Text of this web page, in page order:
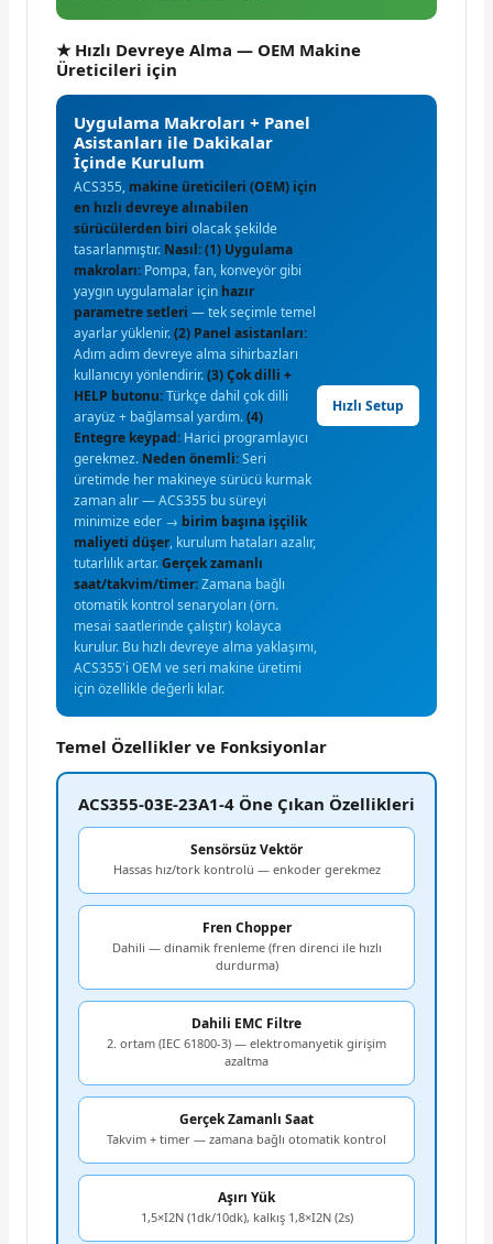
★ Hızlı Devreye Alma — OEM Makine
Üreticileri için
Uygulama Makroları + Panel
Asistanları ile Dakikalar
İçinde Kurulum
ACS355, makine üreticileri (OEM) için
en hızlı devreye alınabilen
sürücülerden biri olacak şekilde
tasarlanmıştır. Nasıl:(1) Uygulama
makroları: Pompa, fan, konveyör gibi
yaygın uygulamalar için hazır
parametre setleri — tek seçimle temel
ayarlar yüklenir.(2) Panel asistanları:
Adım adım devreye alma sihirbazları
kullanıcıyı yönlendirir.(3) Çok dilli +
HELP butonu:Türkçe dahil çok dilli
arayüz + bağlamsal yardım.(4)
Entegre keypad: Harici programlayıcı
gerekmez. Neden önemli:Seri
üretimde her makineye sürücü kurmak
zaman alır — ACS355 bu süreyi
minimize eder → birim başına işçilik
maliyeti düşer, kurulum hataları azalır,
tutarlılık artar.Gerçek zamanlı
saat/takvim/timer:Zamana bağlı
otomatik kontrol senaryoları (örn.
mesai saatlerinde çalıştır) kolayca
kurulur. Bu hızlı devreye alma yaklaşımı,
ACS355'i OEM ve seri makine üretimi
için özellikle değerli kılar.
Hızlı Setup
Temel Özellikler ve Fonksiyonlar
ACS355-03E-23A1-4 Öne Çıkan Özellikleri
Sensörsüz Vektör
Hassas hız/tork kontrolü — enkoder gerekmez
Fren Chopper
Dahili — dinamik frenleme (fren direnci ile hızlı
durdurma)
Dahili EMC Filtre
2. ortam (IEC 61800-3) — elektromanyetik girişim
azaltma
Gerçek Zamanlı Saat
Takvim + timer — zamana bağlı otomatik kontrol
Aşırı Yük
1,5×I2N (1dk/10dk), kalkış 1,8×I2N (2s)